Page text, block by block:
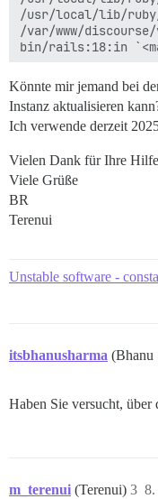
/usr/local/lib/ruby/
/var/www/
Könnte mir jemand bei
Instanz aktualisieren
Ich verwende derzeit
Vielen Dank für Ihre
Viele Grüße
BR
Terenui
Unstable software -
itsbhanusharma (Bhanu
Haben Sie versucht, über
m_terenui (Terenui) 8.
3